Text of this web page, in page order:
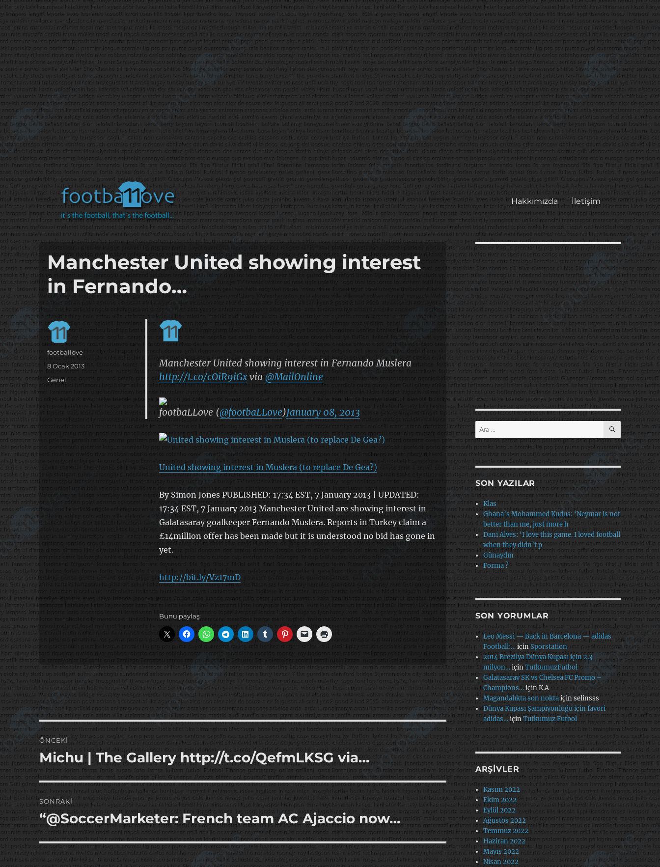
footbaLLove
it's the football, that's the football…
Hakkımızda İletişim
Manchester United showing interest
in Fernando…
Manchester United showing interest in Fernando Muslera
http://t.co/cOiR9iGxvia @MailOnline
footbaLLove (@footbaLLove)January 08, 2013
United showing interest in Muslera (to replace De Gea?)
By Simon Jones PUBLISHED: 17:34 EST, 7 January 2013 | UPDATED:
17:34 EST, 7 January 2013 Manchester United are showing interest in
Galatasaray goalkeeper Fernando Muslera. Reports in Turkey claim a
£14million offer has been made but it is understood no bid has gone in
yet.
http://bit.ly/Vz17mD
Bunu paylaş:
Yazar
footballove
Yayın
tarihi
8 Ocak 2013
Kategoriler
Genel
Yazı
gezinmesi
ÖNCEKI
Önceki
yazı:
Michu | The Gallery http://t.co/QefmLKSG via…
SONRAKI
Sonraki
yazı:
“@SoccerMarketer: French team AC Ajaccio now…
Ara: ARA
SON YAZILAR
Klas
Ghana’s Mohammed Kudus: ‘Neymar is not
better than me, just more h
Dani Alves: ‘I love this game. I loved football
when they didn’t p
Günaydın
Forma ?
SON YORUMLAR
Leo Messi — Back in Barcelona — adidas
Football:…içinSporstation
2014 Brezilya Dünya Kupası için 2.3
milyon…içinTutkumuzFutbol
Galatasaray SK vs Chelsea FC Promo –
Champions…içinK.A
Magandalıkta son noktaiçinselinsss
Dünya Kupası Şampiyonluğu için favori
adidas…içinTutkumuz Futbol
ARŞIVLER
Kasım 2022
Ekim 2022
Eylül 2022
Ağustos 2022
Temmuz 2022
Haziran 2022
Mayıs 2022
Nisan 2022